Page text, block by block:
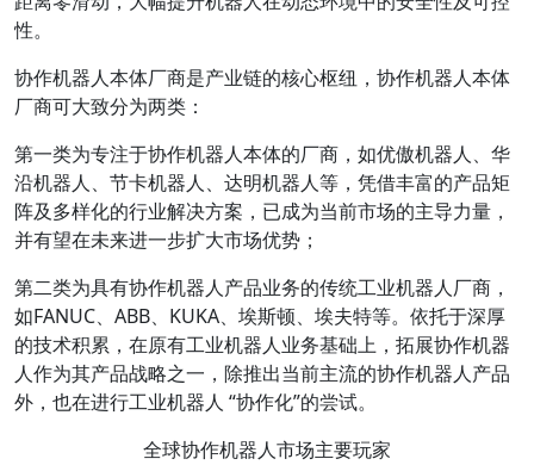
性。
协作机器人本体厂商是产业链的核心枢纽，协作机器人本体
厂商可大致分为两类：
第一类为专注于协作机器人本体的厂商，如优傲机器人、华
沿机器人、节卡机器人、达明机器人等，凭借丰富的产品矩
阵及多样化的行业解决方案，已成为当前市场的主导力量，
并有望在未来进一步扩大市场优势；
第二类为具有协作机器人产品业务的传统工业机器人厂商，
如FANUC、ABB、KUKA、埃斯顿、埃夫特等。依托于深厚
的技术积累，在原有工业机器人业务基础上，拓展协作机器
人作为其产品战略之一，除推出当前主流的协作机器人产品
外，也在进行工业机器人 “协作化”的尝试。
全球协作机器人市场主要玩家